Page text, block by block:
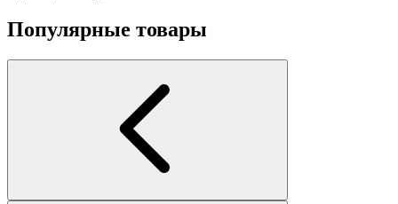
Популярные товары